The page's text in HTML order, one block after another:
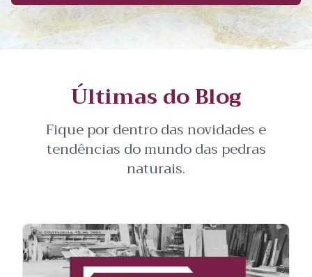
Últimas do Blog
Fique por dentro das novidades e
tendências do mundo das pedras
naturais.